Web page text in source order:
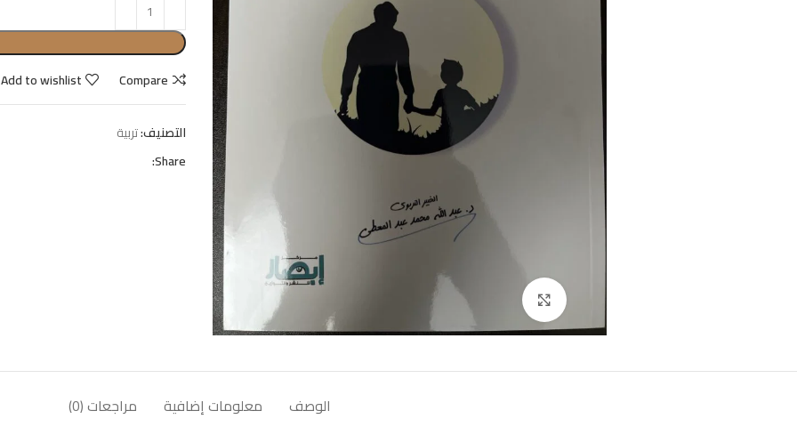
Click to enlarge
Compare
Add to wishlist
التصنيف:تربية
Share:
الوصف معلومات إضافية مراجعات (0)